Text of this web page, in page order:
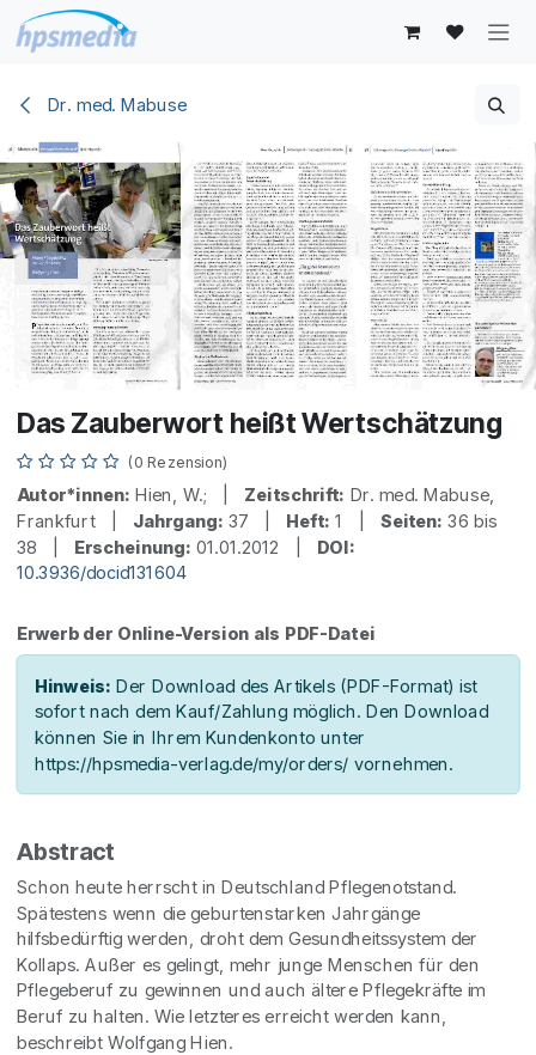
Zum Inhalt springen
Dr. med. Mabuse
Das Zauberwort heißt Wertschätzung
(0 Rezension)
Autor*innen: Hien, W.; | Zeitschrift: Dr. med. Mabuse,
Frankfurt | Jahrgang: 37 | Heft: 1 | Seiten: 36 bis
38 | Erscheinung: 01.01.2012 | DOI:
10.3936/docid131604
Erwerb der Online-Version als PDF-Datei
Hinweis: Der Download des Artikels (PDF-Format) ist
sofort nach dem Kauf/Zahlung möglich. Den Download
können Sie in Ihrem Kundenkonto unter
https://hpsmedia-verlag.de/my/orders/ vornehmen.
Abstract
Schon heute herrscht in Deutschland Pflegenotstand.
Spätestens wenn die geburtenstarken Jahrgänge
hilfsbedürftig werden, droht dem Gesundheitssystem der
Kollaps. Außer es gelingt, mehr junge Menschen für den
Pflegeberuf zu gewinnen und auch ältere Pflegekräfte im
Beruf zu halten. Wie letzteres erreicht werden kann,
beschreibt Wolfgang Hien.